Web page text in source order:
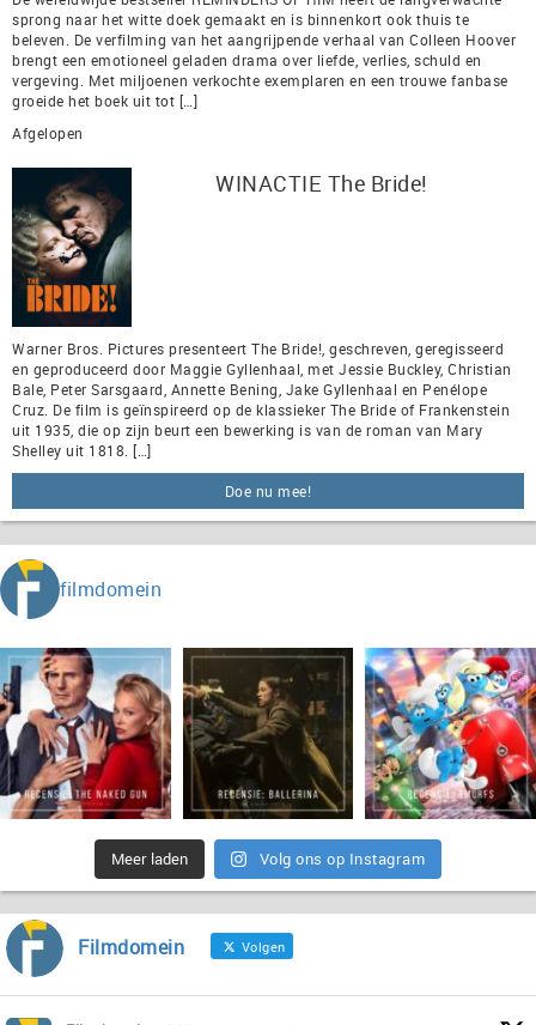
sprong naar het witte doek gemaakt en is binnenkort ook thuis te
beleven. De verfilming van het aangrijpende verhaal van Colleen Hoover
brengt een emotioneel geladen drama over liefde, verlies, schuld en
vergeving. Met miljoenen verkochte exemplaren en een trouwe fanbase
groeide het boek uit tot […]
Afgelopen
WINACTIE The Bride!
Warner Bros. Pictures presenteert The Bride!, geschreven, geregisseerd
en geproduceerd door Maggie Gyllenhaal, met Jessie Buckley, Christian
Bale, Peter Sarsgaard, Annette Bening, Jake Gyllenhaal en Penélope
Cruz. De film is geïnspireerd op de klassieker The Bride of Frankenstein
uit 1935, die op zijn beurt een bewerking is van de roman van Mary
Shelley uit 1818. […]
Doe nu mee!
filmdomein
Meer laden Volg ons op Instagram
Filmdomein Volgen